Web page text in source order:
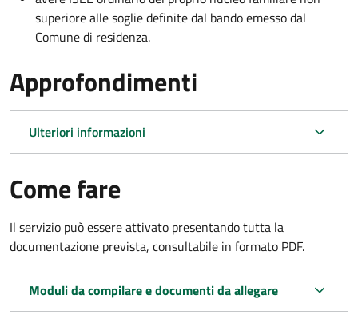
superiore alle soglie definite dal bando emesso dal
Comune di residenza.
Approfondimenti
Ulteriori informazioni
Come fare
Il servizio può essere attivato presentando tutta la
documentazione prevista, consultabile in formato PDF.
Moduli da compilare e documenti da allegare